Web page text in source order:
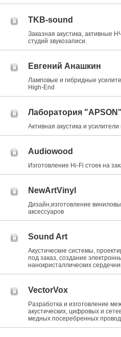
TKB-sound
Заказная акустика, активные
студий звукозаписи.
Евгений Анашкин
Ламповые и гибридные
High-End
Лаборатория "APSON"
Активная акустика и
Audiowood
Изготовление Hi-Fi стоек на
NewArtVinyl
Дизайн,изготовление
аксессуаров
Sound Art
Акустические системы,
под заказ, создание
нанокристаллических
VectorVox
Разработка и изготовление
акустических, цифровых и
медных посеребренных